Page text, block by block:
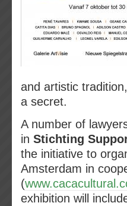
and artistic
a secret.
A number of
in Stichting
the initiative to
Amsterdam in
(
exhibition will